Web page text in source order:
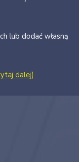
lub dodać własną
dalej)